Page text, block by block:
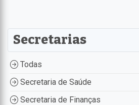
Secretarias
Todas
Secretaria de Saúde
Secretaria de Finanças